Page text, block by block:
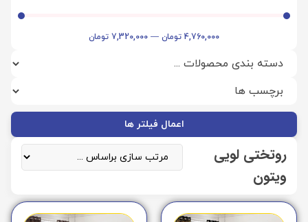
4,760,000 تومان —
7,320,000 تومان
اعمال فیلتر ها
روتختی لویی
ویتون